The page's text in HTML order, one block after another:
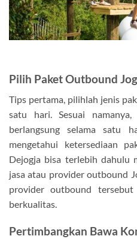
Pilih Paket Outbound
Tips pertama, pilihlah jenis
satu hari. Sesuai
berlangsung selama satu
mengetahui ketersediaan
Dejogja bisa terlebih dahulu
jasa atau provider outbound
provider outbound tersebut
berkualitas.
Pertimbangkan Bawa